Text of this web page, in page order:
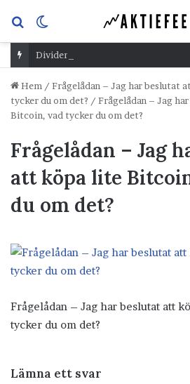
Sök
efterskin
Dividend Overshoot Day
Hem / Frågelådan – Jag har beslutat
tycker du om det? / Frågelådan – Jag
Bitcoin, vad tycker du om det?
Frågelådan – Jag
att köpa lite
du om det?
Frågelådan – Jag har beslutat att
tycker du om det?
Lämna ett svar